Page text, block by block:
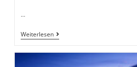
…
Weiterlesen